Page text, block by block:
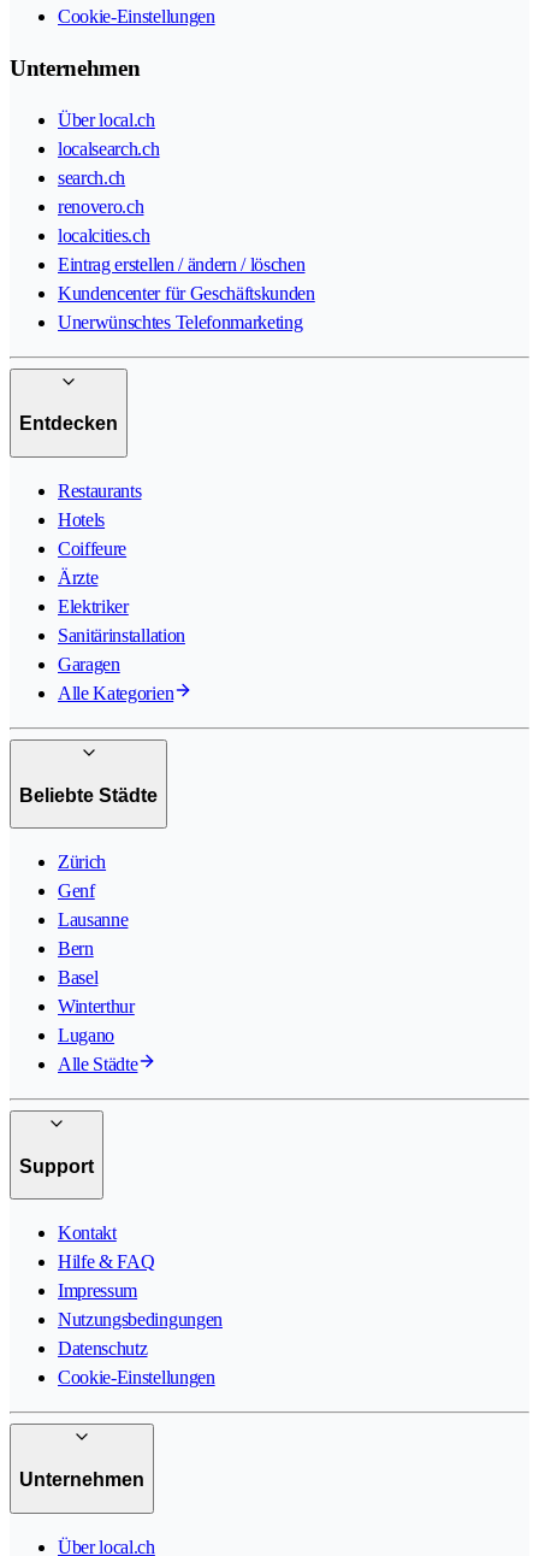
Cookie-Einstellungen
Unternehmen
Über local.ch
localsearch.ch
search.ch
renovero.ch
localcities.ch
Eintrag erstellen / ändern / löschen
Kundencenter für Geschäftskunden
Unerwünschtes Telefonmarketing
Entdecken
Restaurants
Hotels
Coiffeure
Ärzte
Elektriker
Sanitärinstallation
Garagen
Alle Kategorien
Beliebte Städte
Zürich
Genf
Lausanne
Bern
Basel
Winterthur
Lugano
Alle Städte
Support
Kontakt
Hilfe & FAQ
Impressum
Nutzungsbedingungen
Datenschutz
Cookie-Einstellungen
Unternehmen
Über local.ch